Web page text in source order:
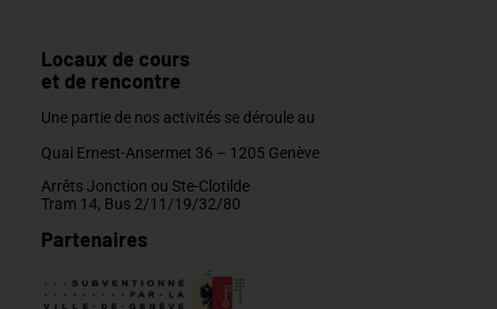
Locaux de cours
et de rencontre
Une partie de nos activités se déroule au
Quai Ernest-Ansermet 36 – 1205 Genève
Arrêts Jonction ou Ste-Clotilde
Tram 14, Bus 2/11/19/32/80
Partenaires